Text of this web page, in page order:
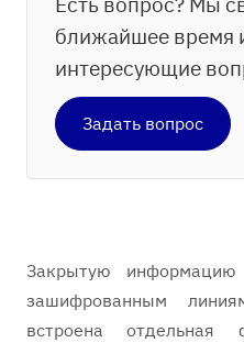
ближайшее время
интересующие
Задать вопрос
Закрытую информацию
зашифрованным
встроена отдельная